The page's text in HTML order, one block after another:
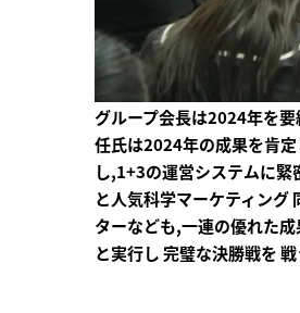
グループ会長は2024年を
任氏は2024年の成果を肯
し,1+3の運営システムに
と人気科学マーケティング
ターなども,一連の優れた
と実行し 完璧な決勝戦を